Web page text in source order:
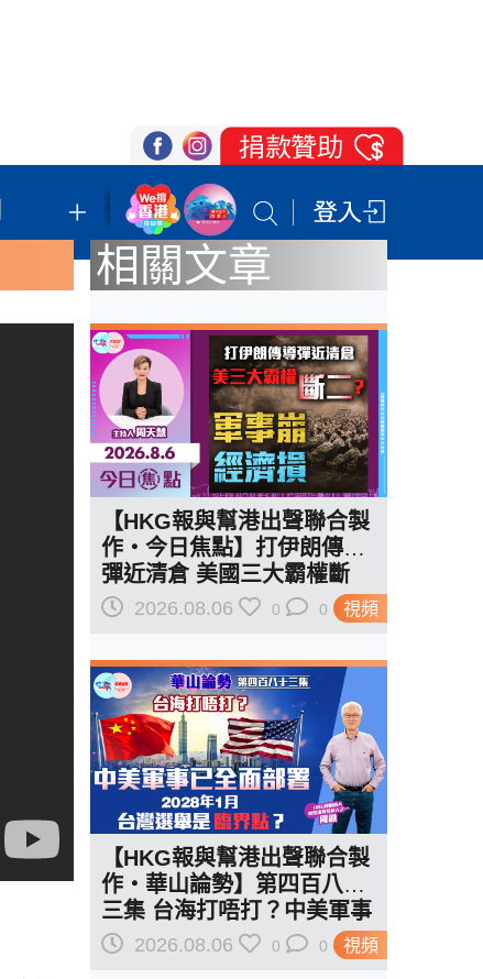
我們的立場 登記支持 聯絡我們
相關文章
視頻
【HKG報與幫港出聲聯合製
作‧今日焦點】打伊朗傳導
彈近清倉 美國三大霸權斷
二？軍事崩 經濟損
2026.08.06 0 0
視頻
【HKG報與幫港出聲聯合製
作‧華山論勢】第四百八十
三集 台海打唔打？中美軍事
已全面部署 2028年1月台灣
2026.08.06 0 0